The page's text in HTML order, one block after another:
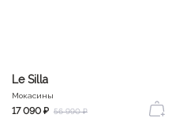
Le Silla
Мокасины
17 090 ₽ 56 990 ₽